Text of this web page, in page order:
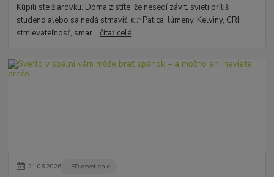
Kúpili ste žiarovku. Doma zistíte, že nesedí závit, svieti príliš
studeno alebo sa nedá stmaviť. 👉 Pätica, lúmeny, Kelviny, CRI,
stmievateľnosť, smar...čítať celé
21.06.2026 LED osvetlenie